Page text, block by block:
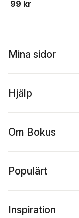
och fisken som
99 kr
Mina sidor
Hjälp
Om Bokus
Populärt
Inspiration